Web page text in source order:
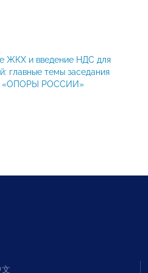
ЖКХ и введение НДС для
главные темы заседания
«ОПОРЫ РОССИИ»